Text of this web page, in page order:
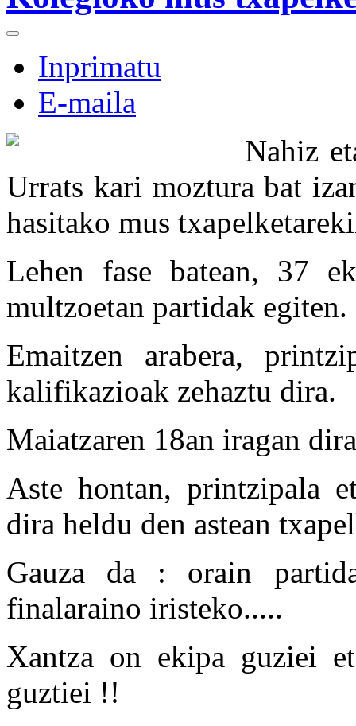
Inprimatu
E-maila
Nahiz
Urrats kari moztura bat
hasitako mus
Lehen fase batean, 37
multzoetan partidak egiten.
Emaitzen arabera,
kalifikazioak zehaztu dira.
Maiatzaren 18an iragan
Aste hontan, printzipala
dira heldu den astean
Gauza da : orain
finalaraino iristeko.....
Xantza on ekipa guziei
guztiei !!